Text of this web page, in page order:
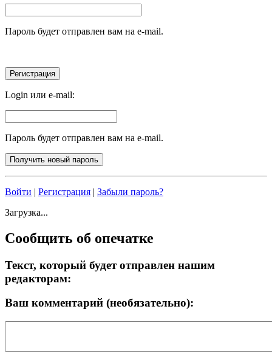
Пароль будет отправлен вам на e-mail.
Login или e-mail:
Пароль будет отправлен вам на e-mail.
Войти | Регистрация | Забыли пароль?
Загрузка...
Сообщить об опечатке
Текст, который будет отправлен нашим
редакторам:
Ваш комментарий (необязательно):